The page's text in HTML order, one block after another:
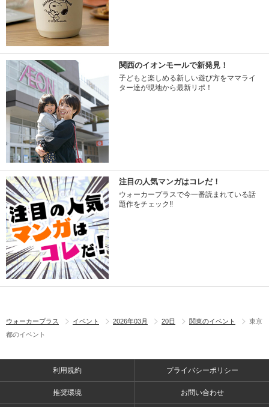
関西のイオンモールで新発見！
子どもと楽しめる新しい遊び方をママライ
ター達が現地から最新リポ！
注目の人気マンガはコレだ！
ウォーカープラスで今一番読まれている話
題作をチェック!!
ウォーカープラス イベント 2026年03月 20日 関東のイベント
東京
都のイベント
利用規約 プライバシーポリシー
推奨環境 お問い合わせ